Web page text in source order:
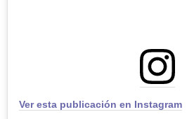
Ver esta publicación en Instagram